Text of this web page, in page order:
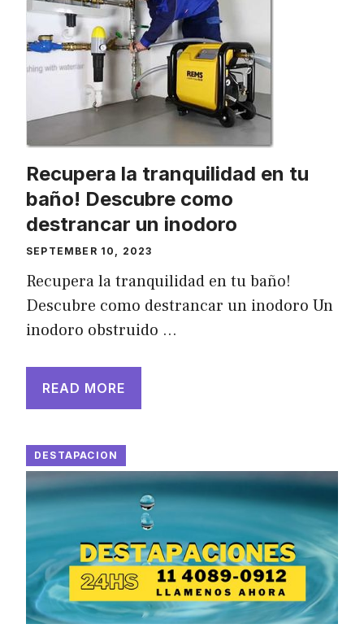
Recupera la tranquilidad en tu
baño! Descubre como
destrancar un inodoro
SEPTEMBER 10, 2023
Recupera la tranquilidad en tu baño!
Descubre como destrancar un inodoro Un
inodoro obstruido …
READ MORE
DESTAPACION